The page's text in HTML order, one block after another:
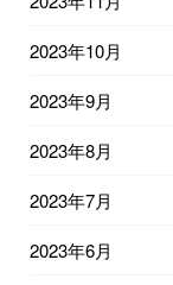
2023年10月
2023年9月
2023年8月
2023年7月
2023年6月